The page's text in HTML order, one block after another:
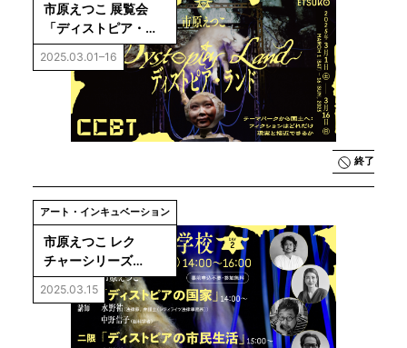
市原えつこ 展覧会
「ディストピア・ラ
ンド」
2025.03.01–16
終了
アート・インキュベーション
市原えつこ レク
チャーシリーズ
「ディストピアの学
校 Day2」
2025.03.15